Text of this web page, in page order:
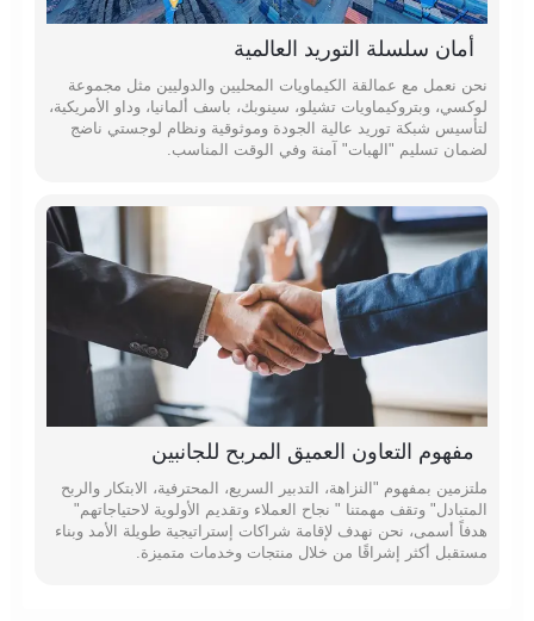
أمان سلسلة التوريد العالمية
نحن نعمل مع عمالقة الكيماويات المحليين والدوليين مثل مجموعة
لوكسي، وبتروكيماويات تشيلو، سينوبك، باسف ألمانيا، وداو الأمريكية،
لتأسيس شبكة توريد عالية الجودة وموثوقية ونظام لوجستي ناضج
لضمان تسليم "الهبات" آمنة وفي الوقت المناسب.
مفهوم التعاون العميق المربح للجانبين
ملتزمين بمفهوم "النزاهة، التدبير السريع، المحترفية، الابتكار والربح
المتبادل" وتقف مهمتنا " نجاح العملاء وتقديم الأولوية لاحتياجاتهم"
هدفاً أسمى، نحن نهدف لإقامة شراكات إستراتيجية طويلة الأمد وبناء
مستقبل أكثر إشراقًا من خلال منتجات وخدمات متميزة.